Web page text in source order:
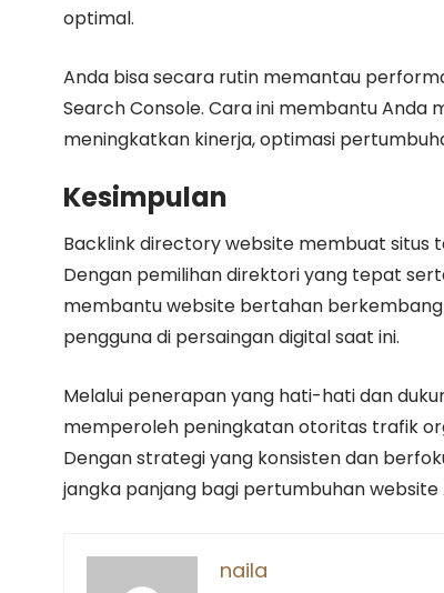
optimal.
Anda bisa secara rutin memantau
Search Console. Cara ini membantu
meningkatkan kinerja, optimasi
Kesimpulan
Backlink directory website membuat situs
Dengan pemilihan direktori yang tepat
membantu website bertahan
pengguna di persaingan digital saat ini.
Melalui penerapan yang hati-hati dan
memperoleh peningkatan otoritas trafik
Dengan strategi yang konsisten dan
jangka panjang bagi pertumbuhan website
naila